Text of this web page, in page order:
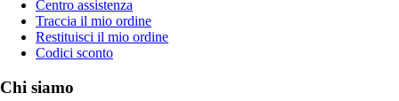
Centro assistenza
Traccia il mio ordine
Restituisci il mio ordine
Codici sconto
Chi siamo